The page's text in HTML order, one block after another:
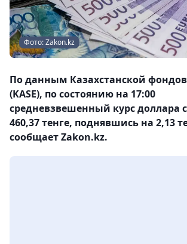
Фото: Zakon.kz
По данным Казахстанской
(KASE), по состоянию на 17:00
средневзвешенный курс доллара
460,37 тенге, поднявшись на 2,13
сообщает Zakon.kz.